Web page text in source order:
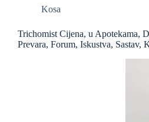
Kosa
Trichomist Cijena, u Apotekama,
Prevara, Forum, Iskustva, Sastav,